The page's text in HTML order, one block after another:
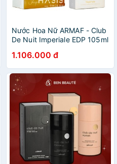
Nước Hoa Nữ ARMAF - Club
De Nuit Imperiale EDP 105ml
1.106.000 đ